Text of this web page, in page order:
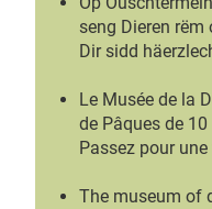
seng Dieren rëm
Dir sidd
Le Musée de la
de Pâques de
Passez pour
The museum of